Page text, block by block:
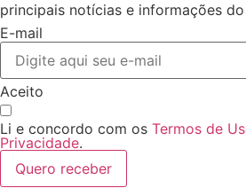
principais notícias e informações
E-mail
Aceito
Li e concordo com os Termos de
Privacidade.
Quero receber